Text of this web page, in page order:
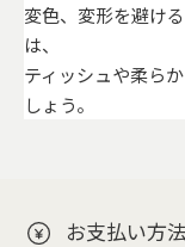
変色、変形を避け
は、
ティッシュや柔ら
しょう。
お支払い方法